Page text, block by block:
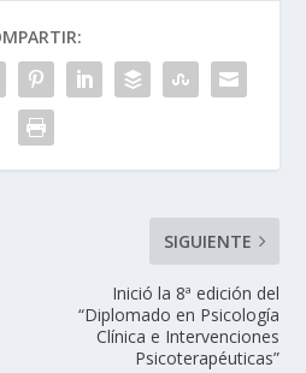
SIGUIENTE
Inició la 8ª edición del
“Diplomado en Psicología
Clínica e Intervenciones
Psicoterapéuticas”